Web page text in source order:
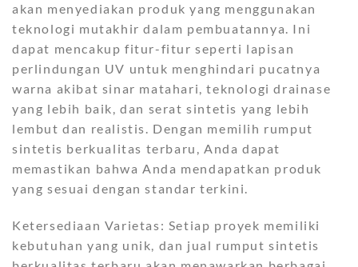
akan menyediakan produk yang menggunakan
teknologi mutakhir dalam pembuatannya. Ini
dapat mencakup fitur-fitur seperti lapisan
perlindungan UV untuk menghindari pucatnya
warna akibat sinar matahari, teknologi drainase
yang lebih baik, dan serat sintetis yang lebih
lembut dan realistis. Dengan memilih rumput
sintetis berkualitas terbaru, Anda dapat
memastikan bahwa Anda mendapatkan produk
yang sesuai dengan standar terkini.
Ketersediaan Varietas: Setiap proyek memiliki
kebutuhan yang unik, dan jual rumput sintetis